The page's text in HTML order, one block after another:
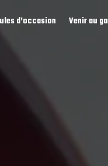
d’occasion Venir au